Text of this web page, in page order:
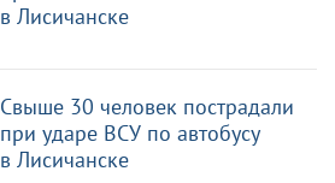
в Лисичанске
Свыше 30 человек пострадали
при ударе ВСУ по автобусу
в Лисичанске